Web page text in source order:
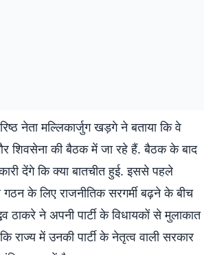
नेता मल्लिकार्जुग खड़गे ने बताया कि वे
शिवसेना की बैठक में जा रहे हैं. बैठक के बाद
देंगे कि क्या बातचीत हुई. इससे पहले
गठन के लिए राजनीतिक सरगर्मी बढ़ने के बीच
ठाकरे ने अपनी पार्टी के विधायकों से मुलाकात
राज्य में उनकी पार्टी के नेतृत्व वाली सरकार